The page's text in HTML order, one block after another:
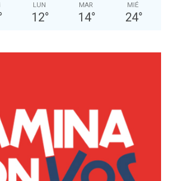
LUN
12°
MAR
14°
MIÉ
24°